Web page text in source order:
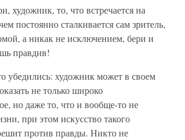
художник, то, что встречается на
постоянно сталкивается сам зритель,
а никак не исключением, бери и
правдив!
убедились: художник может в своем
не только широко
но даже то, что и вообще-то не
при этом искусство такого
против правды. Никто не